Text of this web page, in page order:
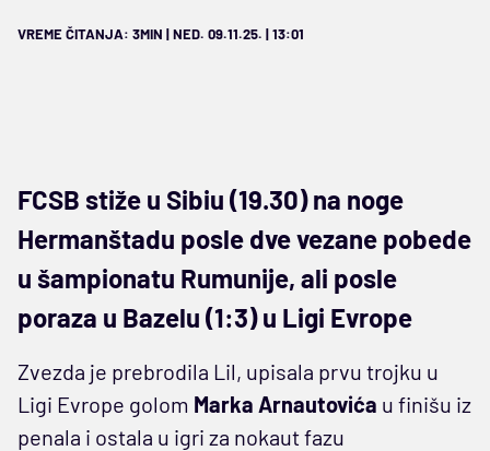
VREME ČITANJA: 3MIN | NED. 09.11.25. | 13:01
FCSB stiže u Sibiu (19.30) na noge
Hermanštadu posle dve vezane pobede
u šampionatu Rumunije, ali posle
poraza u Bazelu (1:3) u Ligi Evrope
Zvezda je prebrodila Lil, upisala prvu trojku u
Ligi Evrope golom Marka Arnautovića u finišu iz
penala i ostala u igri za nokaut fazu